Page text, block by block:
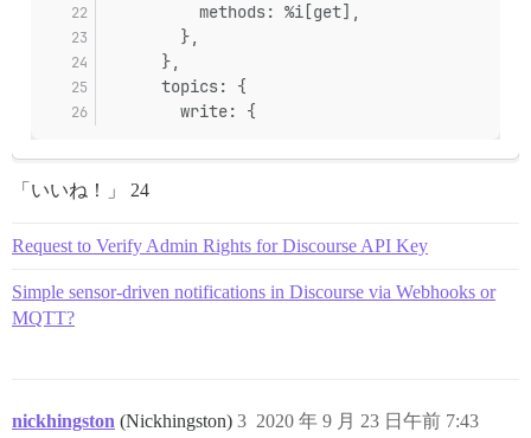
          methods: %i[get],
        },
      },
      topics: {
        write: {
「いいね！」 24
Request to Verify Admin Rights for Discourse API Key
Simple sensor-driven notifications in Discourse via Webhooks or
MQTT?
nickhingston (Nickhingston) 2020 年 9 月 23 日午前 7:43
3